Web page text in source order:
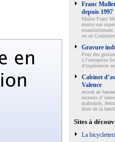
Franc
depuis 1997
Maître Franc
exerce son
ou en
Gravure
Pour des
à l’entreprise
d’expériences
Cabinet
Valence
avocat au
secteurs d’
maltraitée,
droit de la
Sites à
La